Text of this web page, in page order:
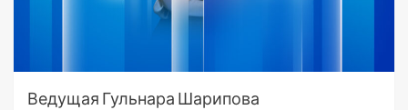
Ведущая Гульнара Шарипова